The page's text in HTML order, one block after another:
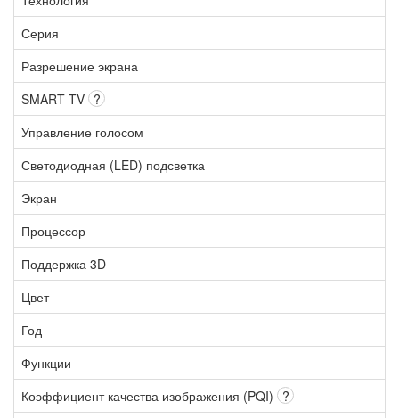
Серия
Разрешение экрана
SMART TV ?
Управление голосом
Светодиодная (LED) подсветка
Экран
Процессор
Поддержка 3D
Цвет
Год
Функции
Коэффициент качества изображения (PQI) ?